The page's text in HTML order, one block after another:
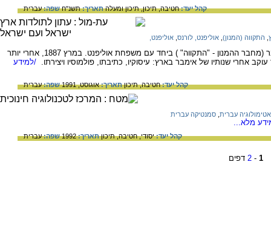
קהל יעד:חטיבה,תיכון,תיכון ומעלהתאריך:תשנ"חשפה:עברית
התקווה (המנון) אוליפנט, לורנס אוליפנט,
באוקטובר 1882 הגיע לארץ נפתלי הרץ אימבר (מחבר ההמנון - "התקווה" ) ביחד עם משפחת אוליפנט. במרץ 1887, אחרי יותר
אחרי שנותיו של אימבר בארץ: עיסוקיו, כתיבתו, פולמוסיו ויצירתו. /למידע
קהל יעד:חטיבה,תיכוןתאריך:אוגוסט, 1991 שפה:עברית
אטימולוגיה עברית סמנטיקה עברית
מלא...
קהל יעד:יסודי,חטיבה,תיכוןתאריך:1992 שפה:עברית
1
-
2 דפים